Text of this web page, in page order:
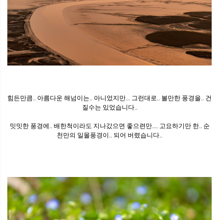
힘든만큼.. 아름다운 해넘이는.. 아니었지만... 그런대로.. 볼만한 풍경을.. 건
질수는 있었습니다..
밋밋한 풍경에.. 배한척이라도 지나갔으면 좋으련만.... 고요하기만 한.. 순
천만의 일몰풍경이.. 되어 버렸습니다..